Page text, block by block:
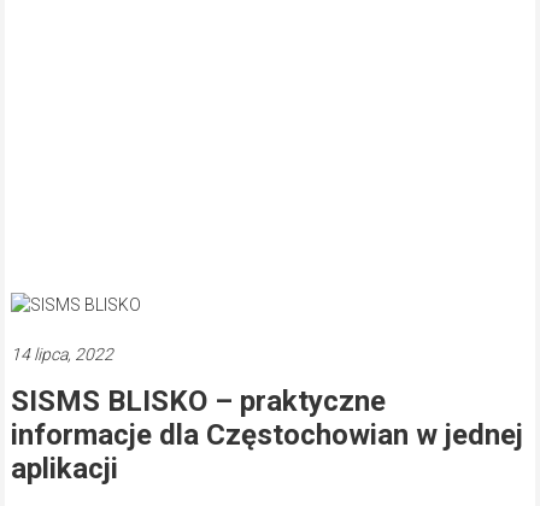
14 lipca, 2022
SISMS BLISKO – praktyczne
informacje dla Częstochowian w jednej
aplikacji